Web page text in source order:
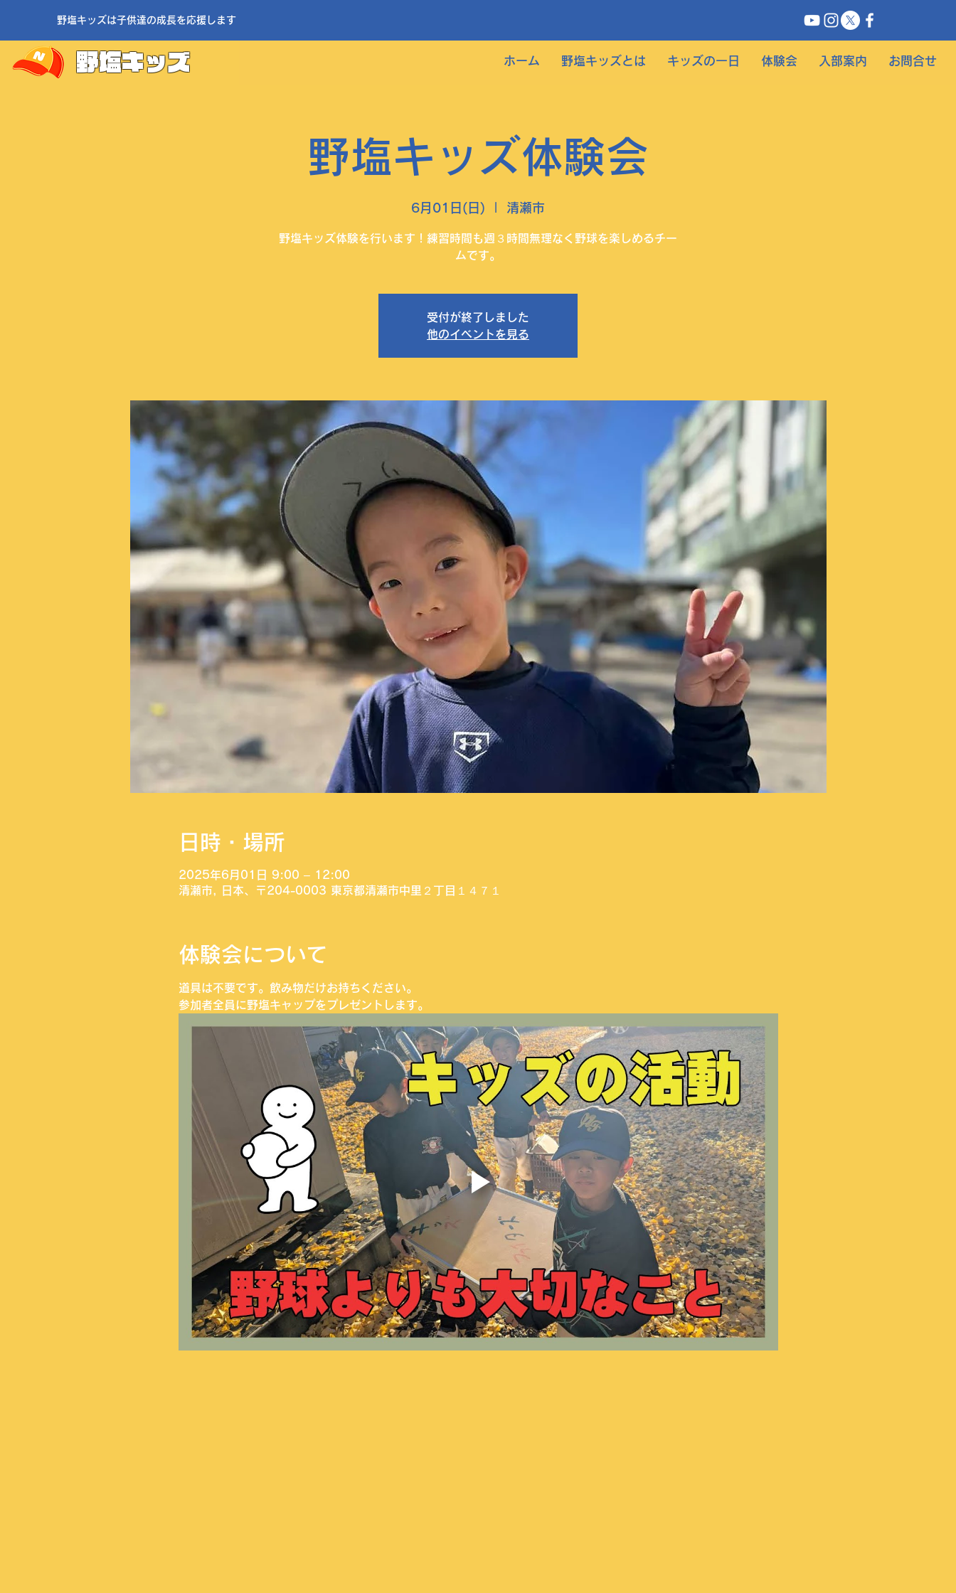
野塩キッズは子供達の成長を応援します
野塩キッズ ホーム 野塩キッズとは キッズの一日 体験会 入部案内 お問合せ
野塩キッズ体験会
6月01日(日) 清瀬市
野塩キッズ体験を行います！練習時間も週３時間無理なく野球を楽しめるチー
ムです。
受付が終了しました
他のイベントを見る
日時・場所
2025年6月01日 9:00 – 12:00
清瀬市, 日本、〒204-0003 東京都清瀬市中里２丁目１４７１
体験会について
道具は不要です。飲み物だけお持ちください。
参加者全員に野塩キャップをプレゼントします。